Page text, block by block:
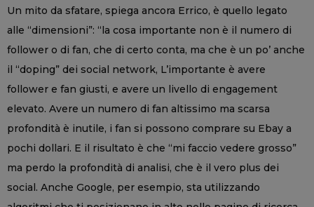
Un mito da sfatare, spiega ancora Errico, è quello legato
alle “dimensioni”: “la cosa importante non è il numero di
follower o di fan, che di certo conta, ma che è un po’ anche
il “doping” dei social network, L’importante è avere
follower e fan giusti, e avere un livello di engagement
elevato. Avere un numero di fan altissimo ma scarsa
profondità è inutile, i fan si possono comprare su Ebay a
pochi dollari. E il risultato è che “mi faccio vedere grosso”
ma perdo la profondità di analisi, che è il vero plus dei
social. Anche Google, per esempio, sta utilizzando